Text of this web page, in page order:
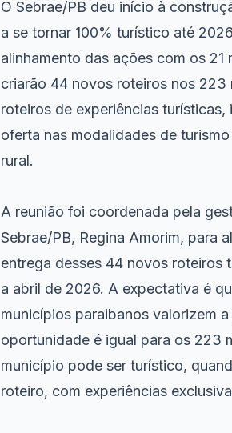
O Sebrae/PB deu início à
a se tornar 100% turístico até
alinhamento das ações com os
criarão 44 novos roteiros nos
roteiros de experiências
oferta nas modalidades de
rural.
A reunião foi coordenada pela
Sebrae/PB, Regina Amorim, para
entrega desses 44 novos roteiros
a abril de 2026. A expectativa é
municípios paraibanos valorizem
oportunidade é igual para os 223
município pode ser turístico,
roteiro, com experiências